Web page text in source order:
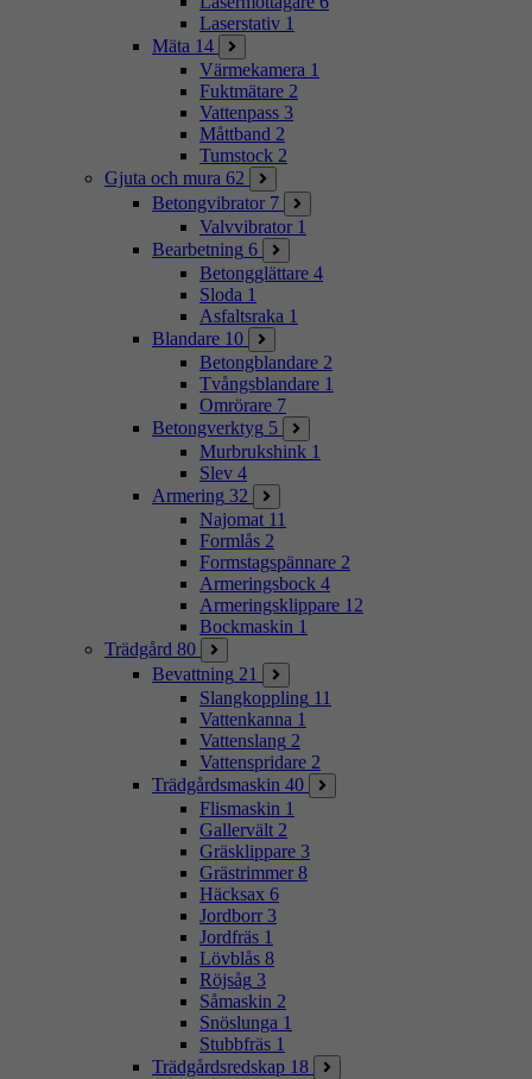
Laserstativ 1
Mäta 14
Värmekamera 1
Fuktmätare 2
Vattenpass 3
Måttband 2
Tumstock 2
Gjuta och mura 62
Betongvibrator 7
Valvvibrator 1
Bearbetning 6
Betongglättare 4
Sloda 1
Asfaltsraka 1
Blandare 10
Betongblandare 2
Tvångsblandare 1
Omrörare 7
Betongverktyg 5
Murbrukshink 1
Slev 4
Armering 32
Najomat 11
Formlås 2
Formstagspännare 2
Armeringsbock 4
Armeringsklippare 12
Bockmaskin 1
Trädgård 80
Bevattning 21
Slangkoppling 11
Vattenkanna 1
Vattenslang 2
Vattenspridare 2
Trädgårdsmaskin 40
Flismaskin 1
Gallervält 2
Gräsklippare 3
Grästrimmer 8
Häcksax 6
Jordborr 3
Jordfräs 1
Lövblås 8
Röjsåg 3
Såmaskin 2
Snöslunga 1
Stubbfräs 1
Trädgårdsredskap 18